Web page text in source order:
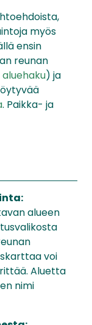
myös
ensin
reunan
) ja
. Paikka- ja
alueen
voi
Aluetta
nimi